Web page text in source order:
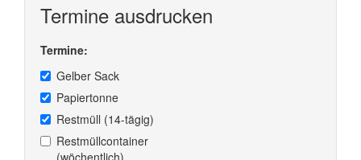
Termine ausdrucken
Termine:
Gelber Sack
Papiertonne
Restmüll (14-tägig)
Restmüllcontainer
(wöchentlich)